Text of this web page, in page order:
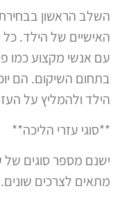
השלב הראשון בבחירת
האישיים של הילד. כל
עם אנשי מקצוע כמו
בתחום השיקום. הם
הילד ולהמליץ על
**סוגי עזרי הליכה**
ישנם מספר סוגים של
מתאים לצרכים